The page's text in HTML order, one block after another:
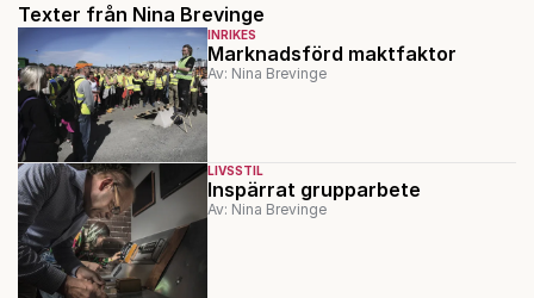
Texter från Nina Brevinge
INRIKES
Marknadsförd maktfaktor
Av: Nina Brevinge
LIVSSTIL
Inspärrat grupparbete
Av: Nina Brevinge